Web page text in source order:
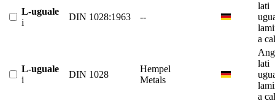
L-uguale
i
DIN 1028:1963 --
lati
a
L-uguale
i
DIN 1028
Hempel
Metals
lati
a